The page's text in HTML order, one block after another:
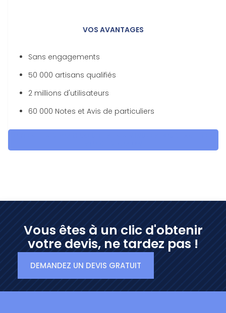
VOS AVANTAGES
Sans engagements
50 000 artisans qualifiés
2 millions d'utilisateurs
60 000 Notes et Avis de particuliers
Vous êtes à un clic d'obtenir
votre devis, ne tardez pas !
DEMANDEZ UN DEVIS GRATUIT